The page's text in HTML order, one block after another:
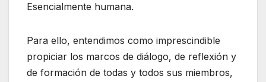
Esencialmente humana.
Para ello, entendimos como imprescindible
propiciar los marcos de diálogo, de reflexión y
de formación de todas y todos sus miembros,